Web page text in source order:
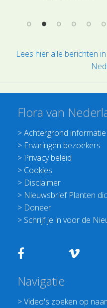
weekend met de
boom.
Lees hier alle berichten
Flora van
>Achtergrond informatie
> Ervaringen bezoekers
> Privacy beleid
> Cookies
> Disclaimer
> Nieuwsbrief Planten
> Doneer
> Schrijf je in voor de
Navigatie
>Video's zoeken op